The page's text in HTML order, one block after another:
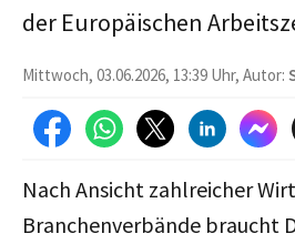
der Europäischen
Mittwoch, 03.06.2026, 13:39 Uhr, Autor:
Nach Ansicht zahlreicher
Branchenverbände braucht